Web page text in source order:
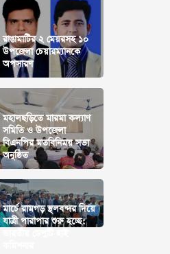
রাঙামাটির ২ মেয়রসহ ১০
উপজেলা চেয়ারম্যানকে
অপসারণ
মহালছড়িতে মারমা কল্যাণ
সমিতি ও উপজেলা
বিএনপির মতবিনিময় সভা
অনুষ্ঠিত
মার্চে রামগড় স্থলবন্দর দিয়ে
যাত্রী পারাপার শুরু হচ্ছে: